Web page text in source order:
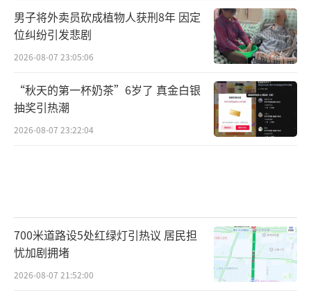
男子将外卖员砍成植物人获刑8年 因定
位纠纷引发悲剧
2026-08-07 23:05:06
“秋天的第一杯奶茶”6岁了 真金白银
抽奖引热潮
2026-08-07 23:22:04
700米道路设5处红绿灯引热议 居民担
忧加剧拥堵
2026-08-07 21:52:00